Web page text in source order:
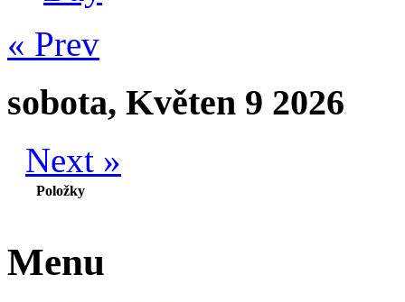
« Prev
sobota, Květen 9 2026
Next »
Položky
Menu